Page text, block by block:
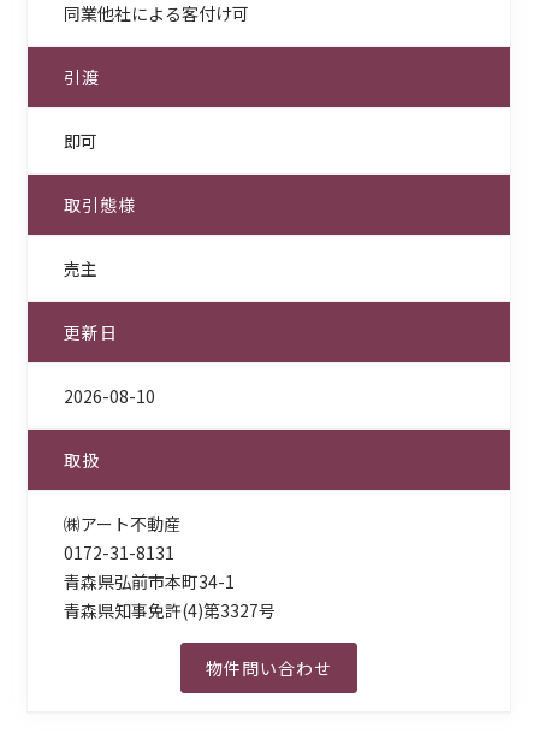
同業他社による客付け可
引渡
即可
取引態様
売主
更新日
2026-08-10
取扱
㈱アート不動産
0172-31-8131
青森県弘前市本町34-1
青森県知事免許(4)第3327号
物件問い合わせ